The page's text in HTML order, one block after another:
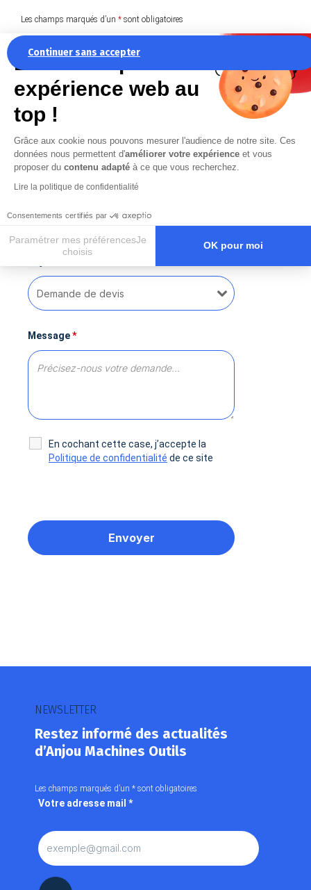
Continuer sans accepter
La recette pour une
expérience web au
top !
Grâce aux cookie nous pouvons mesurer l'audience de notre site. Ces
données nous permettent d'améliorer votre expérience et vous
proposer du contenu adapté à ce que vous recherchez.
Lire la politique de confidentialité
Consentements certifiés par
Paramétrer mes préférencesJe
choisis
OK pour moi
Axeptio consent
Plateforme de Gestion du Consentement : Personnalisez vos
Notre plateforme vous permet d'adapter et de gérer vos
Les champs marqués d’un * sont obligatoires
Nom & prénom*
Téléphone
Email*
Message*
En cochant cette case, j’accepte la
Politique de confidentialité de ce site
NEWSLETTER
Restez informé des actualités
d’Anjou Machines Outils
Les champs marqués d’un * sont obligatoires
Votre adresse mail *